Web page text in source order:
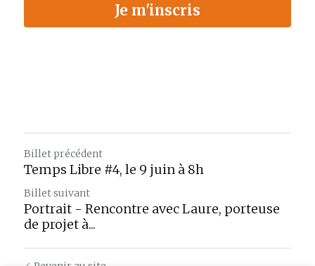
Je m'inscris
Billet précédent
Temps Libre #4, le 9 juin à 8h
Billet suivant
Portrait - Rencontre avec Laure, porteuse
de projet à...